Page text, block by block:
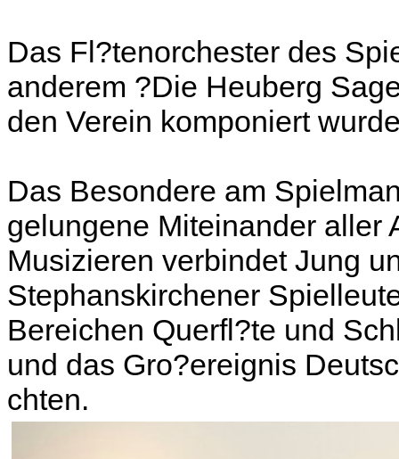
Das Fl?tenorchester des
anderem ?Die Heuberg
den Verein komponiert
Das Besondere am
gelungene Miteinander aller
Musizieren verbindet Jung
Stephanskirchener
Bereichen Querfl?te und
und das Gro?ereignis
chten.